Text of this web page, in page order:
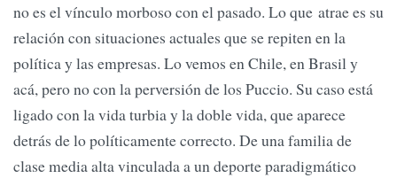
no es el vínculo morboso con el pasado. Lo que atrae es su
relación con situaciones actuales que se repiten en la
política y las empresas. Lo vemos en Chile, en Brasil y
acá, pero no con la perversión de los Puccio. Su caso está
ligado con la vida turbia y la doble vida, que aparece
detrás de lo políticamente correcto. De una familia de
clase media alta vinculada a un deporte paradigmático